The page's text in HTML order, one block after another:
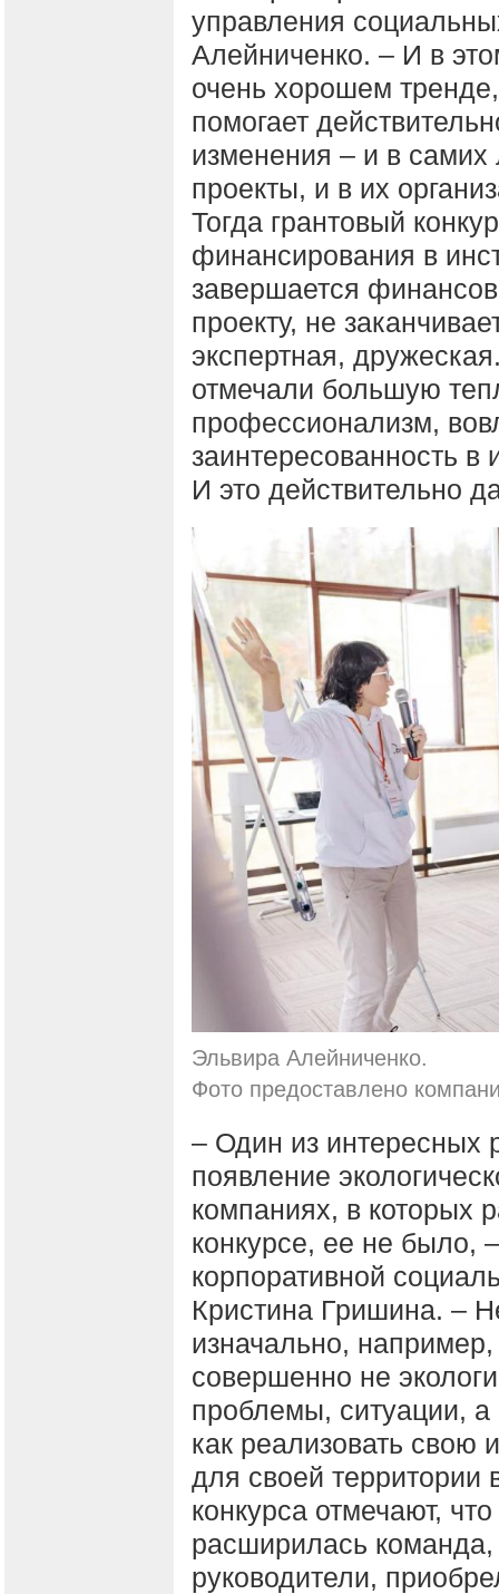
управления
Алейниченко. – И в
очень хорошем
помогает
изменения – и в
проекты, и в их
Тогда грантовый
финансирования в
завершается
проекту, не
экспертная,
отмечали большую
профессионализм,
заинтересованность в
И это действительно
Эльвира Алейниченко.
Фото предоставлено
– Один из интересных
появление
компаниях, в которых
конкурсе, ее не было,
корпоративной
Кристина Гришина. –
изначально,
совершенно не
проблемы, ситуации, а
как реализовать
для своей
конкурса отмечают,
расширилась
руководители,